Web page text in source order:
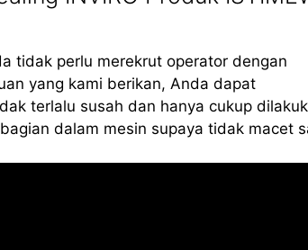
tidak perlu merekrut operator dengan
yang kami berikan, Anda dapat
terlalu susah dan hanya cukup
dalam mesin supaya tidak macet